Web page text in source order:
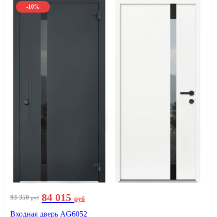
-10%
93 350руб 84 015 руб
Входная дверь AG6052